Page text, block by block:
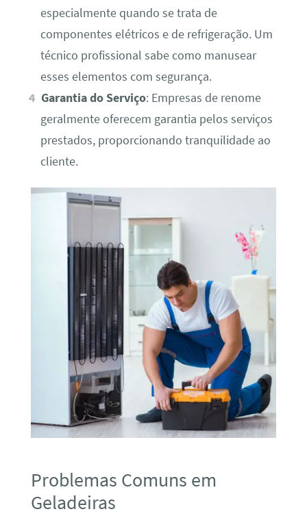
especialmente quando se trata de
componentes elétricos e de refrigeração. Um
técnico profissional sabe como manusear
esses elementos com segurança.
Garantia do Serviço: Empresas de renome
geralmente oferecem garantia pelos serviços
prestados, proporcionando tranquilidade ao
cliente.
Problemas Comuns em
Geladeiras